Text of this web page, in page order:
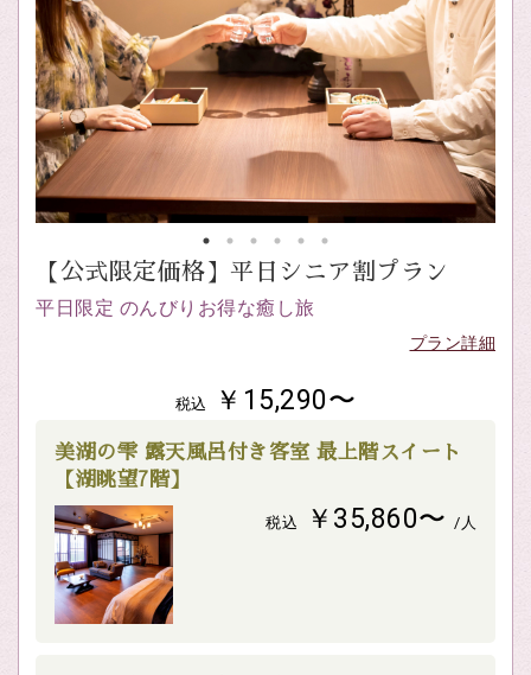
【公式限定価格】平日シニア割プラン
平日限定 のんびりお得な癒し旅
プラン詳細
税込 ￥15,290〜
美湖の雫 露天風呂付き客室 最上階スイート
【湖眺望7階】
税込 ￥35,860〜 /人